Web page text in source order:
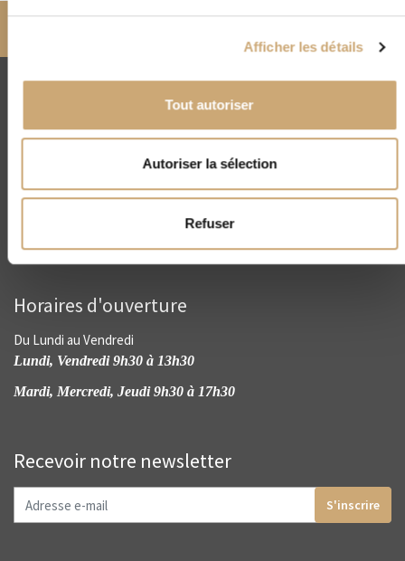
Afficher les détails
Tout autoriser
Autoriser la sélection
Refuser
Accueil Nos négociants
partenaires
4, rue Drouot - 75009 Paris
(+33) 01 45 23 00 56
contact@cnep-philatelie.fr
Horaires d'ouverture
Du Lundi au Vendredi
Lundi, Vendredi 9h30 à 13h30
Mardi, Mercredi, Jeudi 9h30 à 17h30
Recevoir notre newsletter
S'inscrire